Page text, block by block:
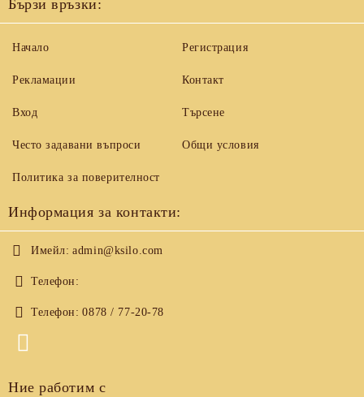
Бързи връзки:
Начало
Рекламации
Вход
Често задавани въпроси
Регистрация
Контакт
Търсене
Общи условия
Политика за поверителност
Информация за контакти:
Имейл: admin@ksilo.com
Телефон:
Телефон: 0878 / 77-20-78
Ние работим с